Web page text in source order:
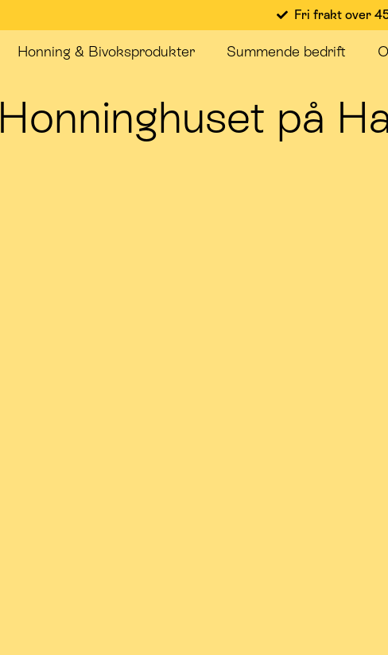
Fri frakt over
Honning & Bivoksprodukter Summende bedrift
Honninghuset på